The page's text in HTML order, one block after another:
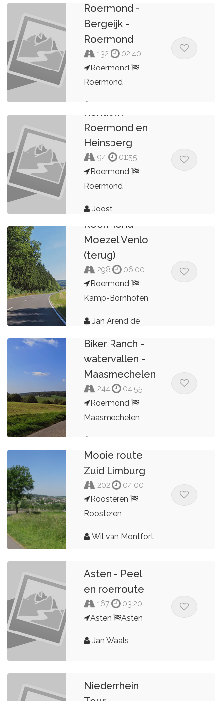
Roermond -
Bergeijk -
Roermond
132
02:40
Roermond
Roermond
Joost
Rondom
Roermond en
Heinsberg
94
01:55
Roermond
Roermond
Joost
Smokkeltoer
Roermond
Moezel Venlo
(terug)
298
06:00
Roermond
Kamp-Bornhofen
Jan Arend de
Roemond -
Biker Ranch -
watervallen -
Maasmechelen
244
04:55
Roermond
Maasmechelen
bxb0121
Mooie route
Zuid Limburg
202
04:00
Roosteren
Roosteren
Wil van Montfort
Asten - Peel
en roerroute
167
03:20
Asten
Asten
Jan Waals
Niederrhein